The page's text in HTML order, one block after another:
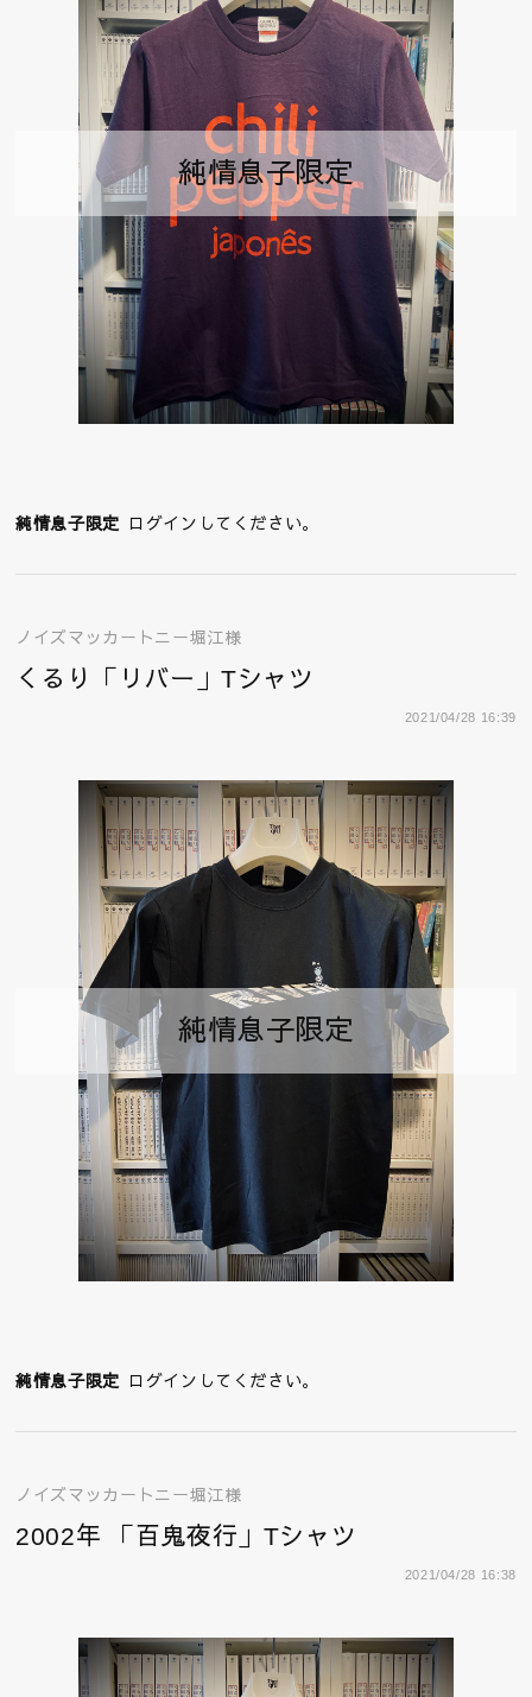
純情息子限定
純情息子限定 ログインしてください。
ノイズマッカートニー堀江様
くるり「リバー」Tシャツ
2021/04/28 16:39
純情息子限定
純情息子限定 ログインしてください。
ノイズマッカートニー堀江様
2002年 「百鬼夜行」Tシャツ
2021/04/28 16:38